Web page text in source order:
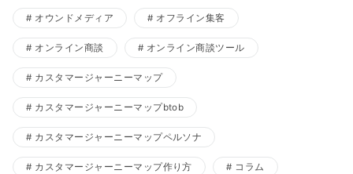
オウンドメディア オフライン集客
オンライン商談 オンライン商談ツール
カスタマージャーニーマップ
カスタマージャーニーマップbtob
カスタマージャーニーマップペルソナ
カスタマージャーニーマップ作り方 コラム